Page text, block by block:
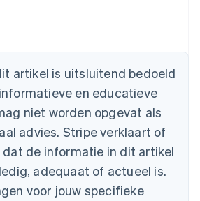
artikel is uitsluitend bedoeld
en educatieve
niet worden opgevat als
advies. Stripe verklaart of
de informatie in dit artikel
adequaat of actueel is.
voor jouw specifieke